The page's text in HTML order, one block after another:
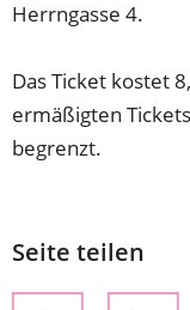
Herrngasse 4.
Das Ticket kostet
ermäßigten
begrenzt.
Seite teilen